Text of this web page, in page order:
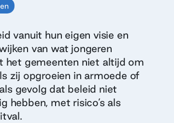
vanuit hun eigen visie en
van wat jongeren
het gemeenten niet altijd om
zij opgroeien in armoede of
gevolg dat beleid niet
hebben, met risico’s als